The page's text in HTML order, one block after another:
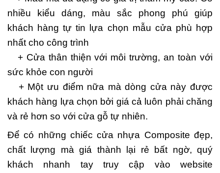
nhiều kiểu dáng, màu sắc phong phú giúp
khách hàng tự tin lựa chọn mẫu cửa phù hợp
nhất cho công trình
+ Cửa thân thiện với môi trường, an toàn với
sức khỏe con người
+ Một ưu điểm nữa mà dòng cửa này được
khách hàng lựa chọn bởi giá cả luôn phải chăng
và rẻ hơn so với cửa gỗ tự nhiên.
Để có những chiếc cửa nhựa Composite đẹp,
chất lượng mà giá thành lại rẻ bất ngờ, quý
khách nhanh tay truy cập vào website